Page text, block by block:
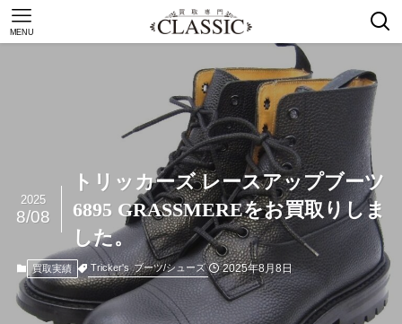
MENU
トリッカーズ レースアップブーツ
6895 GRASSMEREをお買取りしま
した。
2025
8/08
買取実績 Tricker's ブーツ/シューズ 2025年8月8日